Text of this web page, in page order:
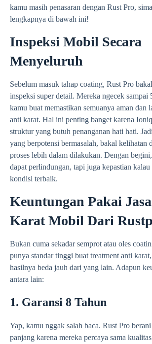
kamu masih penasaran dengan Rust Pro,
lengkapnya di bawah ini!
Inspeksi Mobil Secara
Menyeluruh
Sebelum masuk tahap coating, Rust Pro
inspeksi super detail. Mereka ngecek
kamu buat memastikan semuanya aman dan
anti karat. Hal ini penting banget karena
struktur yang butuh penanganan hati hati.
yang berpotensi bermasalah, bakal kelihatan
proses lebih dalam dilakukan. Dengan
dapat perlindungan, tapi juga kepastian
kondisi terbaik.
Keuntungan Pakai
Karat Mobil Dari
Bukan cuma sekadar semprot atau oles
punya standar tinggi buat treatment anti
hasilnya beda jauh dari yang lain. Adapun
antara lain:
1. Garansi 8 Tahun
Yap, kamu nggak salah baca. Rust Pro
panjang karena mereka percaya sama